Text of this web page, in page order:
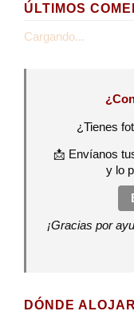
ÚLTIMOS
Cargando...
¿Tienes
📩 Envíanos
y lo
¡Gracias por
DÓNDE